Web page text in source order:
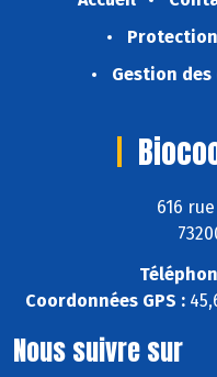
Gestion des
616
Coordonnées GPS :
Nous suivre sur